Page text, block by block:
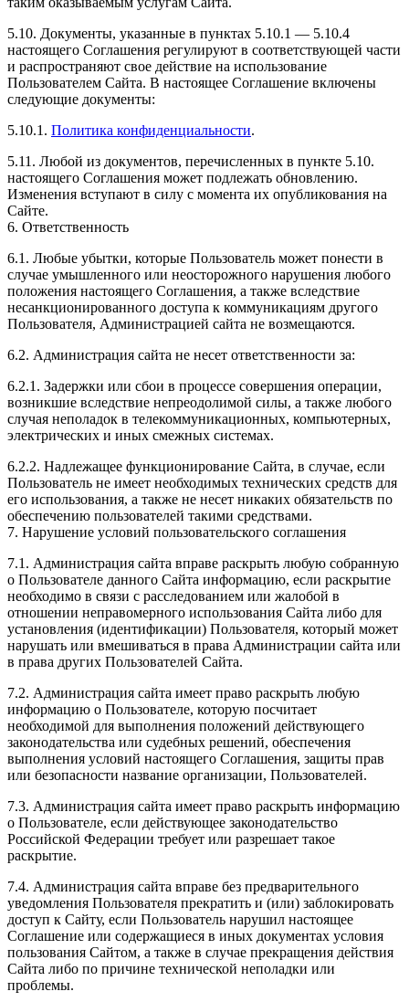
5.10. Документы, указанные в пунктах 5.10.1 — 5.10.4
настоящего Соглашения регулируют в соответствующей части
и распространяют свое действие на использование
Пользователем Сайта. В настоящее Соглашение включены
следующие документы:
5.10.1. Политика конфиденциальности.
5.11. Любой из документов, перечисленных в пункте 5.10.
настоящего Соглашения может подлежать обновлению.
Изменения вступают в силу с момента их опубликования на
Сайте.
6. Ответственность
6.1. Любые убытки, которые Пользователь может понести в
случае умышленного или неосторожного нарушения любого
положения настоящего Соглашения, а также вследствие
несанкционированного доступа к коммуникациям другого
Пользователя, Администрацией сайта не возмещаются.
6.2. Администрация сайта не несет ответственности за:
6.2.1. Задержки или сбои в процессе совершения операции,
возникшие вследствие непреодолимой силы, а также любого
случая неполадок в телекоммуникационных, компьютерных,
электрических и иных смежных системах.
6.2.2. Надлежащее функционирование Сайта, в случае, если
Пользователь не имеет необходимых технических средств для
его использования, а также не несет никаких обязательств по
обеспечению пользователей такими средствами.
7. Нарушение условий пользовательского соглашения
7.1. Администрация сайта вправе раскрыть любую собранную
о Пользователе данного Сайта информацию, если раскрытие
необходимо в связи с расследованием или жалобой в
отношении неправомерного использования Сайта либо для
установления (идентификации) Пользователя, который может
нарушать или вмешиваться в права Администрации сайта или
в права других Пользователей Сайта.
7.2. Администрация сайта имеет право раскрыть любую
информацию о Пользователе, которую посчитает
необходимой для выполнения положений действующего
законодательства или судебных решений, обеспечения
выполнения условий настоящего Соглашения, защиты прав
или безопасности название организации, Пользователей.
7.3. Администрация сайта имеет право раскрыть информацию
о Пользователе, если действующее законодательство
Российской Федерации требует или разрешает такое
раскрытие.
7.4. Администрация сайта вправе без предварительного
уведомления Пользователя прекратить и (или) заблокировать
доступ к Сайту, если Пользователь нарушил настоящее
Соглашение или содержащиеся в иных документах условия
пользования Сайтом, а также в случае прекращения действия
Сайта либо по причине технической неполадки или
проблемы.